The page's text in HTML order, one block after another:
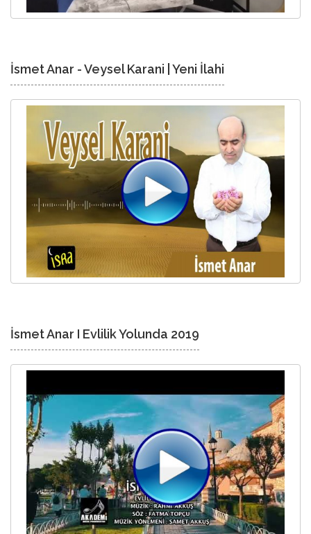
İsmet Anar - Veysel Karani | Yeni İlahi
İsmet Anar I Evlilik Yolunda 2019